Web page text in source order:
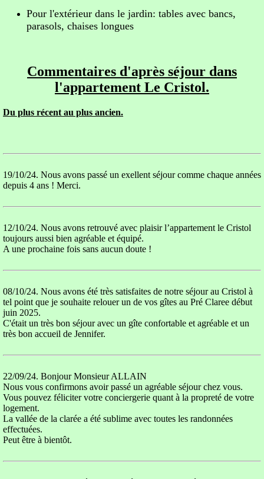
Pour l'extérieur dans le jardin: tables avec bancs,
parasols, chaises longues
Commentaires d'après séjour dans
l'appartement Le Cristol.
Du plus récent au plus ancien.
19/10/24. Nous avons passé un exellent séjour comme chaque années
depuis 4 ans ! Merci.
12/10/24. Nous avons retrouvé avec plaisir l’appartement le Cristol
toujours aussi bien agréable et équipé.
A une prochaine fois sans aucun doute !
08/10/24. Nous avons été très satisfaites de notre séjour au Cristol à
tel point que je souhaite relouer un de vos gîtes au Pré Claree début
juin 2025.
C'était un très bon séjour avec un gîte confortable et agréable et un
très bon accueil de Jennifer.
22/09/24. Bonjour Monsieur ALLAIN
Nous vous confirmons avoir passé un agréable séjour chez vous.
Vous pouvez féliciter votre conciergerie quant à la propreté de votre
logement.
La vallée de la clarée a été sublime avec toutes les randonnées
effectuées.
Peut être à bientôt.